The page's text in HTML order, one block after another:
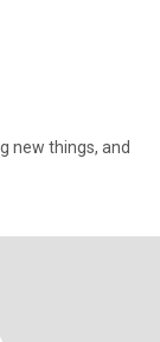
new things, and